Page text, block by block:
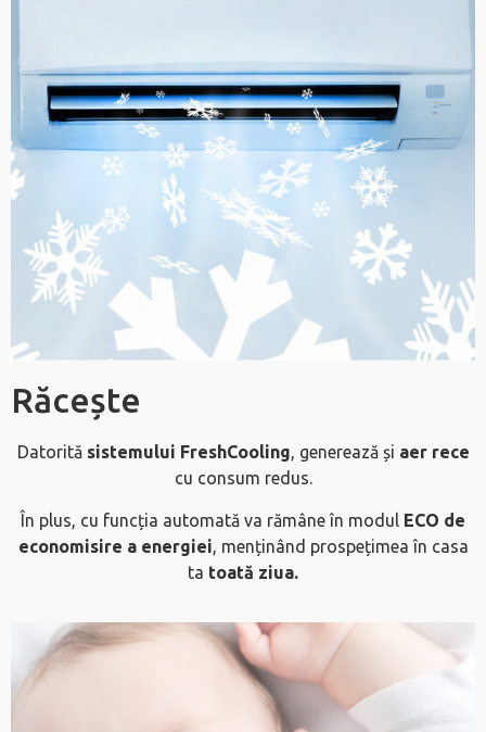
Răcește
Datorită sistemului FreshCooling, generează și aer rece
cu consum redus.
În plus, cu funcția automată va rămâne în modul ECO de
economisire a energiei , menținând prospețimea în casa
ta toată ziua.